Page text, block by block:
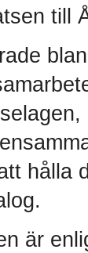
till
hålla
är